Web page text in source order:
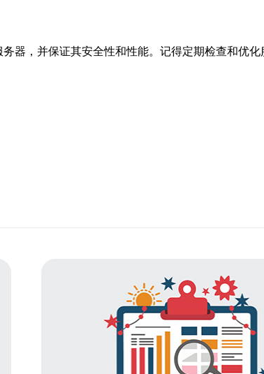
器，并保证其安全性和性能。记得定期检查和优化